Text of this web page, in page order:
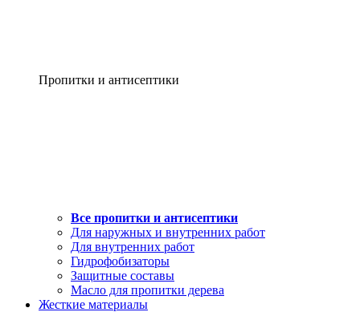
Пропитки и антисептики
Все пропитки и антисептики
Для наружных и внутренних работ
Для внутренних работ
Гидрофобизаторы
Защитные составы
Масло для пропитки дерева
Жесткие материалы